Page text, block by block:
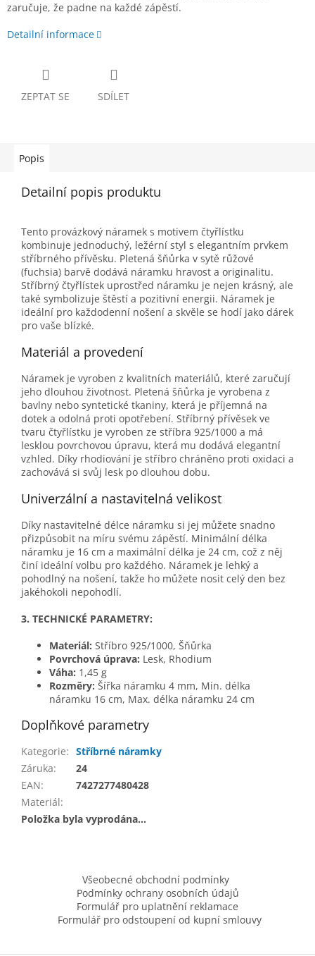
zaručuje, že padne na každé zápěstí.
Detailní informace
ZEPTAT SE SDÍLET
Popis
Detailní popis produktu
Tento provázkový náramek s motivem čtyřlístku
kombinuje jednoduchý, ležérní styl s elegantním prvkem
stříbrného přívěsku. Pletená šňůrka v sytě růžové
(fuchsia) barvě dodává náramku hravost a originalitu.
Stříbrný čtyřlístek uprostřed náramku je nejen krásný, ale
také symbolizuje štěstí a pozitivní energii. Náramek je
ideální pro každodenní nošení a skvěle se hodí jako dárek
pro vaše blízké.
Materiál a provedení
Náramek je vyroben z kvalitních materiálů, které zaručují
jeho dlouhou životnost. Pletená šňůrka je vyrobena z
bavlny nebo syntetické tkaniny, která je příjemná na
dotek a odolná proti opotřebení. Stříbrný přívěsek ve
tvaru čtyřlístku je vyroben ze stříbra 925/1000 a má
lesklou povrchovou úpravu, která mu dodává elegantní
vzhled. Díky rhodiování je stříbro chráněno proti oxidaci a
zachovává si svůj lesk po dlouhou dobu.
Univerzální a nastavitelná velikost
Díky nastavitelné délce náramku si jej můžete snadno
přizpůsobit na míru svému zápěstí. Minimální délka
náramku je 16 cm a maximální délka je 24 cm, což z něj
činí ideální volbu pro každého. Náramek je lehký a
pohodlný na nošení, takže ho můžete nosit celý den bez
jakéhokoli nepohodlí.
3. TECHNICKÉ PARAMETRY:
Materiál: Stříbro 925/1000, Šňůrka
Povrchová úprava: Lesk, Rhodium
Váha: 1,45 g
Rozměry: Šířka náramku 4 mm, Min. délka
náramku 16 cm, Max. délka náramku 24 cm
Doplňkové parametry
Kategorie: Stříbrné náramky
Záruka:
24
EAN:
7427277480428
Materiál:
Položka byla vyprodána…
Všeobecné obchodní podmínky
Podmínky ochrany osobních údajů
Formulář pro uplatnění reklamace
Formulář pro odstoupení od kupní smlouvy